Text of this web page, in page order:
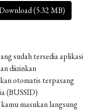
(5.32 MB)
sudah tersedia aplikasi
diizinkan
otomatis terpasang
(BUSSID)
masukan langsung